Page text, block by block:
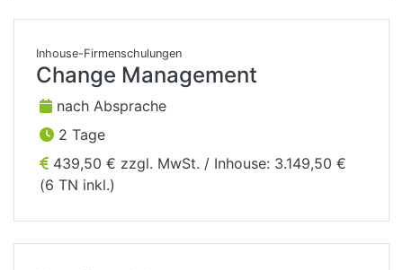
Inhouse-Firmenschulungen
Change Management
nach Absprache
2 Tage
439,50 € zzgl. MwSt. / Inhouse: 3.149,50 €
(6 TN inkl.)